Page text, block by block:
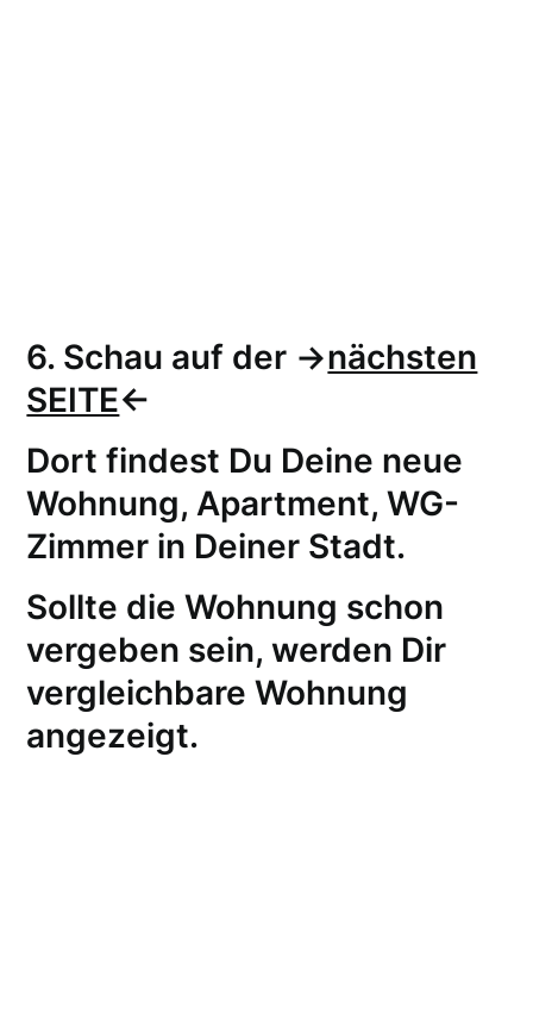
6. Schau auf der ->nächsten
SEITE<-
Dort findest Du Deine neue
Wohnung, Apartment, WG-
Zimmer in Deiner Stadt.
Sollte die Wohnung schon
vergeben sein, werden Dir
vergleichbare Wohnung
angezeigt.